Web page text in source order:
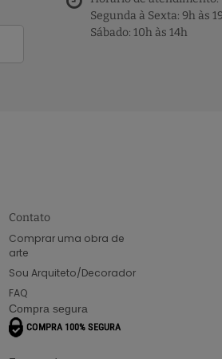
Segunda à Sexta: 9h às
Sábado: 10h às 14h
Contato
Comprar uma obra de
arte
Sou Arquiteto/Decorador
FAQ
Compra segura